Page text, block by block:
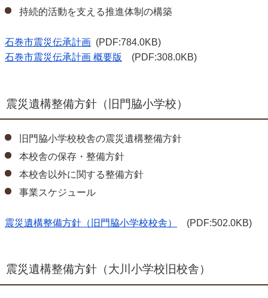
持続的活動を支える推進体制の構築
石巻市震災伝承計画 (PDF:784.0KB)
石巻市震災伝承計画 概要版
(PDF:308.0KB)
震災遺構整備方針（旧門脇小学校）
旧門脇小学校校舎の震災遺構整備方針
本校舎の保存・整備方針
本校舎以外に関する整備方針
事業スケジュール
震災遺構整備方針（旧門脇小学校校舎） (PDF:502.0KB)
震災遺構整備方針（大川小学校旧校舎）